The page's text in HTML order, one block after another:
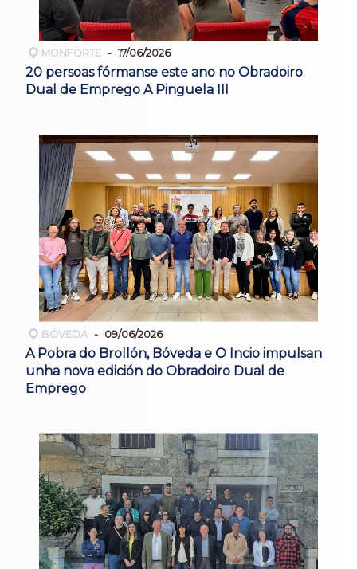
MONFORTE 17/06/2026
20 persoas fórmanse este ano no Obradoiro
Dual de Emprego A Pinguela III
BÓVEDA 09/06/2026
A Pobra do Brollón, Bóveda e O Incio impulsan
unha nova edición do Obradoiro Dual de
Emprego